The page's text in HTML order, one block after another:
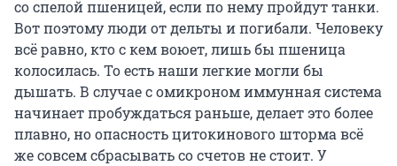
со спелой пшеницей, если по нему пройдут танки.
Вот поэтому люди от дельты и погибали. Человеку
всё равно, кто с кем воюет, лишь бы пшеница
колосилась. То есть наши легкие могли бы
дышать. В случае с омикроном иммунная система
начинает пробуждаться раньше, делает это более
плавно, но опасность цитокинового шторма всё
же совсем сбрасывать со счетов не стоит. У